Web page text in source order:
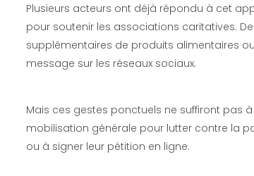
Plusieurs acteurs ont déjà répondu à cet
pour soutenir les associations caritatives.
supplémentaires de produits alimentaires
message sur les réseaux sociaux.
Mais ces gestes ponctuels ne suffiront pas
mobilisation générale pour lutter contre la
ou à signer leur pétition en ligne.